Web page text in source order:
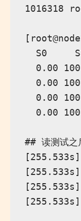
1016318
S0
0.00
0.00
0.00
0.00
## 读测试